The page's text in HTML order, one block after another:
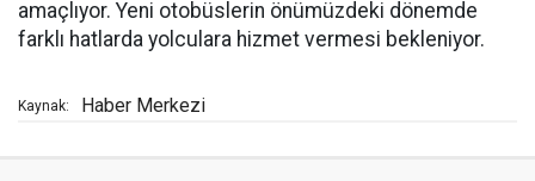
amaçlıyor. Yeni otobüslerin önümüzdeki dönemde
farklı hatlarda yolculara hizmet vermesi bekleniyor.
Kaynak: Haber Merkezi